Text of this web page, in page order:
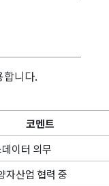
합니다.
코멘트
이터 의무
자산업 협력 중